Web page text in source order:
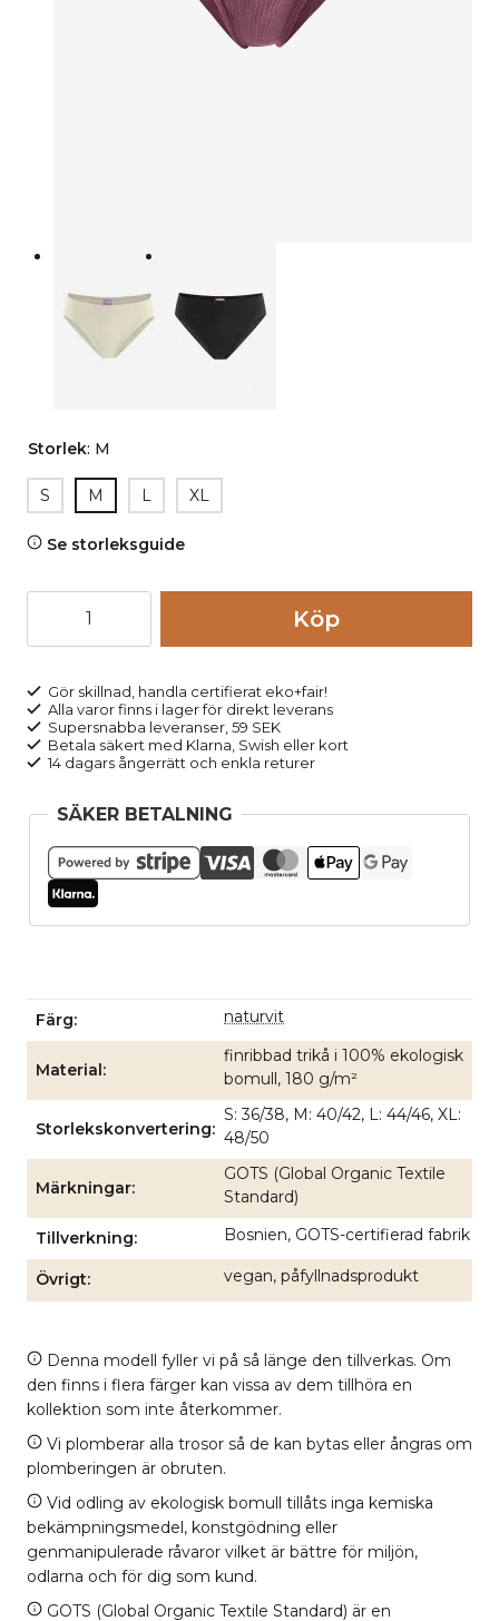
Storlek: M
S M L XL
Se storleksguide
JOSEFINE
naturvit
mängd
Köp
Gör skillnad, handla certifierat eko+fair!
Alla varor finns i lager för direkt leverans
Supersnabba leveranser, 59 SEK
Betala säkert med Klarna, Swish eller kort
14 dagars ångerrätt och enkla returer
SÄKER BETALNING
Färg naturvit
Material
finribbad trikå i 100% ekologisk
bomull, 180 g/m²
Storlekskonvertering
S: 36/38, M: 40/42, L: 44/46, XL:
48/50
Märkningar
GOTS (Global Organic Textile
Standard)
Tillverkning Bosnien, GOTS-certifierad fabrik
Övrigt vegan, påfyllnadsprodukt
Denna modell fyller vi på så länge den tillverkas. Om
den finns i flera färger kan vissa av dem tillhöra en
kollektion som inte återkommer.
Vi plomberar alla trosor så de kan bytas eller ångras om
plomberingen är obruten.
Vid odling av ekologisk bomull tillåts inga kemiska
bekämpningsmedel, konstgödning eller
genmanipulerade råvaror vilket är bättre för miljön,
odlarna och för dig som kund.
GOTS (Global Organic Textile Standard) är en